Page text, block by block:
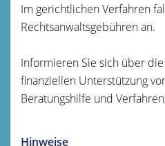
Im gerichtlichen Verfahren
Rechtsanwaltsgebühren an.
Informieren Sie sich über
finanziellen Unterstützung
Beratungshilfe und
Hinweise